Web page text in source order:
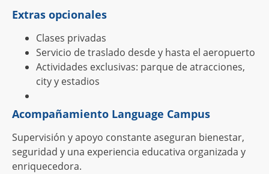
Extras opcionales
Clases privadas
Servicio de traslado desde y hasta el aeropuerto
Actividades exclusivas: parque de atracciones,
city y estadios
Acompañamiento Language Campus
Supervisión y apoyo constante aseguran bienestar,
seguridad y una experiencia educativa organizada y
enriquecedora.